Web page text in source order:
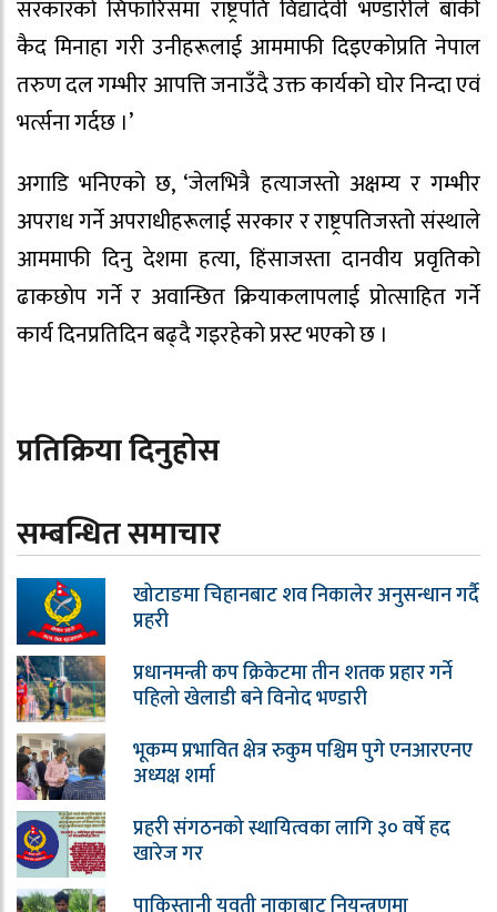
सरकारको सिफारिसमा राष्ट्रपति विद्यादेवी भण्डारीले बाँकी
कैद मिनाहा गरी उनीहरूलाई आममाफी दिइएकोप्रति नेपाल
तरुण दल गम्भीर आपत्ति जनाउँदै उक्त कार्यको घोर निन्दा एवं
भर्त्सना गर्दछ ।’
अगाडि भनिएको छ, ‘जेलभित्रै हत्याजस्तो अक्षम्य र गम्भीर
अपराध गर्ने अपराधीहरूलाई सरकार र राष्ट्रपतिजस्तो संस्थाले
आममाफी दिनु देशमा हत्या, हिंसाजस्ता दानवीय प्रवृतिको
ढाकछोप गर्ने र अवान्छित क्रियाकलापलाई प्रोत्साहित गर्ने
कार्य दिनप्रतिदिन बढ्दै गइरहेको प्रस्ट भएको छ ।
प्रतिक्रिया दिनुहोस
सम्बन्धित समाचार
खोटाङमा चिहानबाट शव निकालेर अनुसन्धान गर्दै
प्रहरी
प्रधानमन्त्री कप क्रिकेटमा तीन शतक प्रहार गर्ने
पहिलो खेलाडी बने विनोद भण्डारी
भूकम्प प्रभावित क्षेत्र रुकुम पश्चिम पुगे एनआरएनए
अध्यक्ष शर्मा
प्रहरी संगठनको स्थायित्वका लागि ३० वर्षे हद
खारेज गर